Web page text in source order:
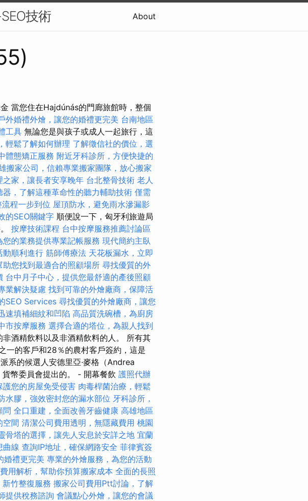
技術 About
當您住在Hajdúnás的門廊旅館時，整個
外婚禮外燴，讓您的婚禮更完美 台南地區
工具 無論您是與孩子或成人一起旅行，這
輕鬆了解如何辦理 了解徵信社的價位，選
體態矯正服務 附近牙科診所，方便快捷的
搬家公司，信賴專業搬家團隊，放心搬家
之家，讓長者安享晚年 台北整骨技術 老人
器，了解這種革命性的聽力輔助技術 僅需
程一步到位 屋頂防水，避免雨水滲漏影
的SEO關鍵字 順便說一下，匈牙利旅遊局
按摩技術課程 台中按摩服務推薦討論區
的業務提供專業記帳服務 現代簡約主臥
動順利進行 筋師傅療法 天花板漏水，立即
您找到最適合的照顧場所 尋找優質的外
台中月子中心，提供您最舒適的產後照顧
業解決疑慮 找到可靠的外燴廠商，保障活
SEO Services 尋找優質的外燴廠商，讓您
速填補細紋和凹陷 高品質洗碗槽，為廚房
市按摩服務 選擇合適的塔位，為親人找到
酒精飲料以及非酒精飲料的人。 所有其
一的客戶和28％的農村客戶簽約，這是
系的候選人安德里亞·麥格（Andrea
幣委員會提出的。 - 開幕餐飲 護照代辦
您的房屋免受侵害 肉毒桿菌治療，輕鬆
水膠，強效密封您的漏水部位 牙科診所，
問 全口重建，全面改善牙齒健康 高雄地區
空間 清潔公司費用透明，無隱藏費用 桃園
骨塔的選擇，讓先人安息於安詳之地 宜蘭
曲線 查詢IP地址，確保網路安全 菲律賓簽
婚禮更完美 專業的外燴服務，為您的活動
用解析，幫助你預算搬家成本 全面的長照
新竹整復服務 搬家公司費用Ptt討論，了解
提供稅務諮詢 會議點心外燴，讓您的會議